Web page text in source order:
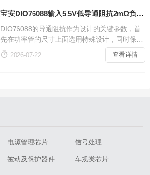
确保整个光模块安全可靠的运行。光模块AFE芯
片DIO10904，凭借其突破性的IDAC性能（支持
400mA大电流输出、120mV低headroom）
宝安DIO76088输入5.5V低导通阻抗2mΩ负载开关应用于AI云端的服务器
DIO76088的导通阻抗作为设计的关键参数，首
先在功率管的尺寸上面选用特殊设计，同时保证
极低MOS导通电阻和极小的芯片尺寸；DIO760
88宽输入电压范围2 7V~5 5V导通阻抗2mΩ
查看详情
 2026-07-22
电源管理芯片 信号处理
被动及保护器件 车规类芯片